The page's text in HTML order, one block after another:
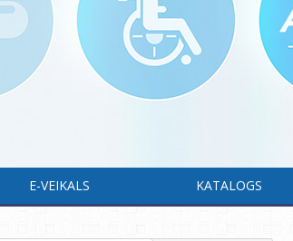
E-VEIKALS KATALOGS